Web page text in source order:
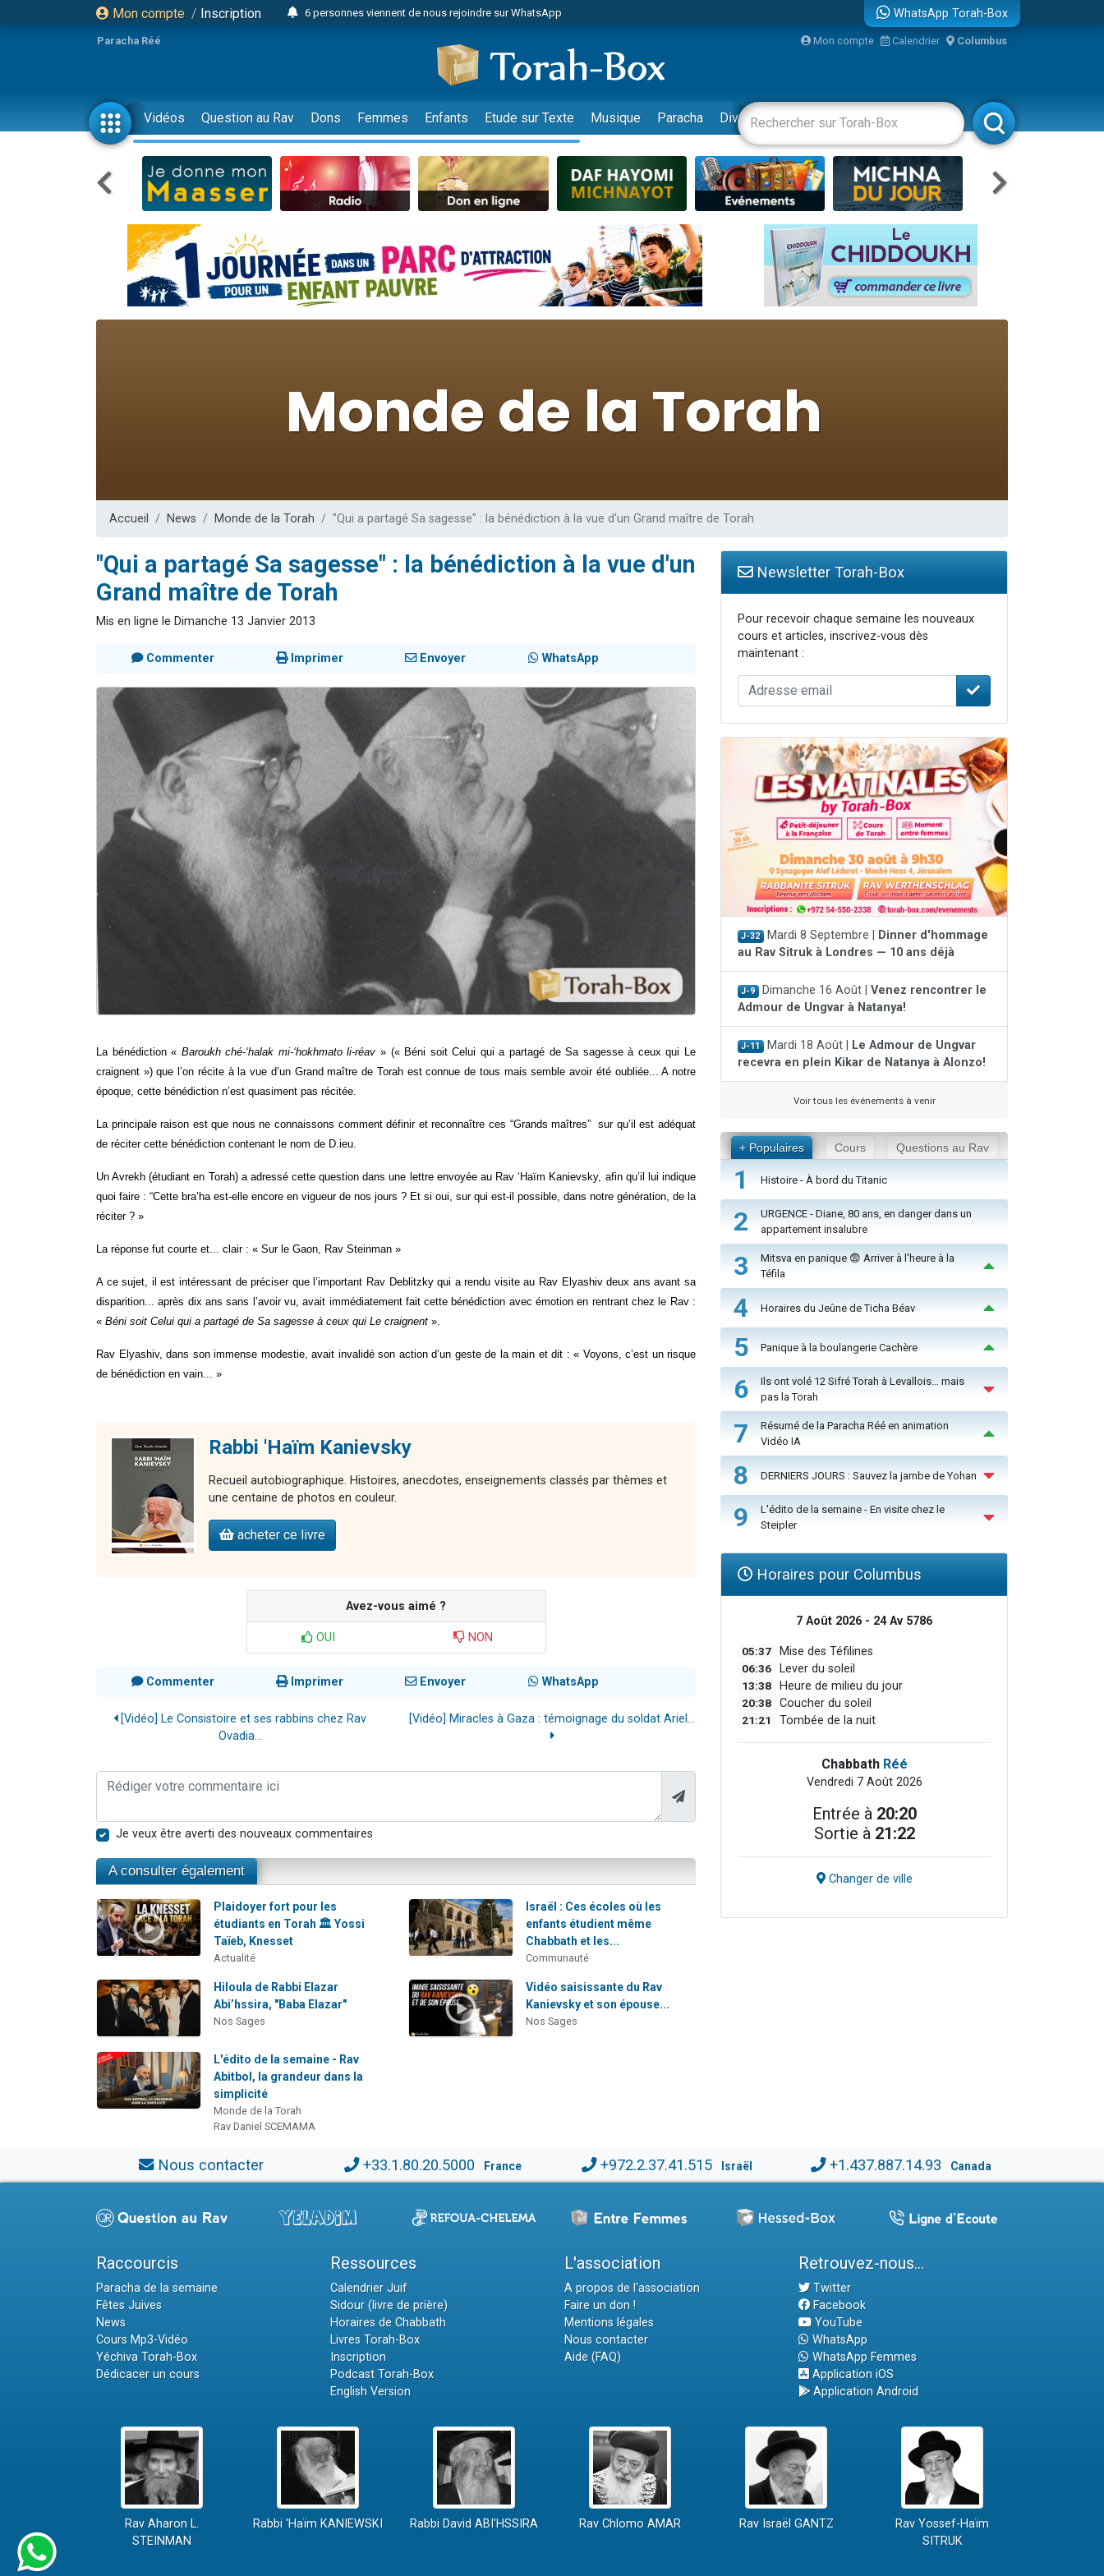
Mon compte / Inscription
6 personnes viennent de nous rejoindre sur WhatsApp
2 personnes viennent de faire un don pour 1 Journée de Vacances Pour les Enfants
17 personnes viennent de demander une bénédiction
4 personnes viennent de nous rejoindre sur WhatsApp
Il reste 49 places pour étudier en groupe sur Zoom
23 personnes viennent de faire un don pour Diane, 80 ans, dans un appartement insalubre
Eva vient de donner son Maasser
4 personnes viennent de nous rejoindre sur WhatsApp
3 personnes viennent de faire un don pour 5 jours de vacances aux Orphelins
Odaya vient de donner son Maasser
13 personnes viennent de demander une bénédiction
12 nouvelles musiques dans Torah-Box Music
3 personnes viennent de nous rejoindre sur WhatsApp
WhatsApp Torah-Box
Paracha Réé Mon compte Calendrier Columbus
Vidéos Question au Rav Dons Femmes Enfants Etude sur Texte Musique Paracha Divertissements Livres Rabbanim
Accueil News Monde de la Torah "Qui a partagé Sa sagesse" : la bénédiction à la vue d'un Grand maître de Torah
"Qui a partagé Sa sagesse" : la bénédiction à la vue d'un
Grand maître de Torah
Mis en ligne le Dimanche 13 Janvier 2013
Commenter Imprimer Envoyer WhatsApp
La bénédiction « Baroukh ché-‘halak mi-‘hokhmato li-réav » (« Béni soit Celui qui a partagé de Sa sagesse à ceux qui Le
craignent ») que l’on récite à la vue d’un Grand maître de Torah est connue de tous mais semble avoir été oubliée... A notre
époque, cette bénédiction n’est quasiment pas récitée.
La principale raison est que nous ne connaissons comment définir et reconnaître ces “Grands maîtres”  sur qu’il est adéquat
de réciter cette bénédiction contenant le nom de D.ieu.
Un Avrekh (étudiant en Torah) a adressé cette question dans une lettre envoyée au Rav ‘Haïm Kanievsky, afin qu’il lui indique
quoi faire : “Cette bra’ha est-elle encore en vigueur de nos jours ? Et si oui, sur qui est-il possible, dans notre génération, de la
réciter ? »
La réponse fut courte et... clair : « Sur le Gaon, Rav Steinman »
A ce sujet, il est intéressant de préciser que l’important Rav Deblitzky qui a rendu visite au Rav Elyashiv deux ans avant sa
disparition... après dix ans sans l’avoir vu, avait immédiatement fait cette bénédiction avec émotion en rentrant chez le Rav :
« Béni soit Celui qui a partagé de Sa sagesse à ceux qui Le craignent ».
Rav Elyashiv, dans son immense modestie, avait invalidé son action d’un geste de la main et dit : « Voyons, c’est un risque
de bénédiction en vain... »
Rabbi 'Haïm Kanievsky
Recueil autobiographique. Histoires, anecdotes, enseignements classés par thèmes et
une centaine de photos en couleur.
acheter ce livre
Avez-vous aimé ?
OUI NON
Commenter Imprimer Envoyer WhatsApp
[Vidéo] Le Consistoire et ses rabbins chez Rav
Ovadia...
[Vidéo] Miracles à Gaza : témoignage du soldat Ariel...
Je veux être averti des nouveaux commentaires
A consulter également
Plaidoyer fort pour les
étudiants en Torah 🏛️ Yossi
Taïeb, Knesset
Actualité
Israël : Ces écoles où les
enfants étudient même
Chabbath et les...
Communauté
Hiloula de Rabbi Elazar
Abi’hssira, "Baba Elazar"
Nos Sages
Vidéo saisissante du Rav
Kanievsky et son épouse...
Nos Sages
L'édito de la semaine - Rav
Abitbol, la grandeur dans la
simplicité
Monde de la Torah
Rav Daniel SCEMAMA
Newsletter Torah-Box
Pour recevoir chaque semaine les nouveaux
cours et articles, inscrivez-vous dès
maintenant :
J-32 Mardi 8 Septembre |
Dinner d'hommage
au Rav Sitruk à Londres — 10 ans déjà
J-9 Dimanche 16 Août | Venez rencontrer le
Admour de Ungvar à Natanya!
J-11 Mardi 18 Août |
Le Admour de Ungvar
recevra en plein Kikar de Natanya à Alonzo!
Voir tous les événements à venir
+ Populaires Cours Questions au Rav
1 Histoire - À bord du Titanic
2
URGENCE - Diane, 80 ans, en danger dans un
appartement insalubre
3
Mitsva en panique 😨 Arriver à l'heure à la
Téfila
4 Horaires du Jeûne de Ticha Béav
5 Panique à la boulangerie Cachère
6
Ils ont volé 12 Sifré Torah à Levallois… mais
pas la Torah
7
Résumé de la Paracha Réé en animation
Vidéo IA
8 DERNIERS JOURS : Sauvez la jambe de Yohan
9
L'édito de la semaine - En visite chez le
Steipler
Horaires pour Columbus
7 Août 2026 - 24 Av 5786
05:37 Mise des Téfilines
06:36 Lever du soleil
13:38 Heure de milieu du jour
20:38 Coucher du soleil
21:21 Tombée de la nuit
Chabbath Réé
Vendredi 7 Août 2026
Entrée à 20:20
Sortie à 21:22
Changer de ville
Nous contacter +33.1.80.20.5000 France +972.2.37.41.515 Israël +1.437.887.14.93 Canada
Raccourcis
Paracha de la semaine
Fêtes Juives
News
Cours Mp3-Vidéo
Yéchiva Torah-Box
Dédicacer un cours
Ressources
Calendrier Juif
Sidour (livre de prière)
Horaires de Chabbath
Livres Torah-Box
Inscription
Podcast Torah-Box
English Version
L'association
A propos de l'association
Faire un don !
Mentions légales
Nous contacter
Aide (FAQ)
Retrouvez-nous...
Twitter
Facebook
YouTube
WhatsApp
WhatsApp Femmes
Application iOS
Application Android
Rav Aharon L.
STEINMAN
Rabbi 'Haïm KANIEWSKI Rabbi David ABI'HSSIRA Rav Chlomo AMAR Rav Israël GANTZ
Rav Yossef-Haïm
SITRUK